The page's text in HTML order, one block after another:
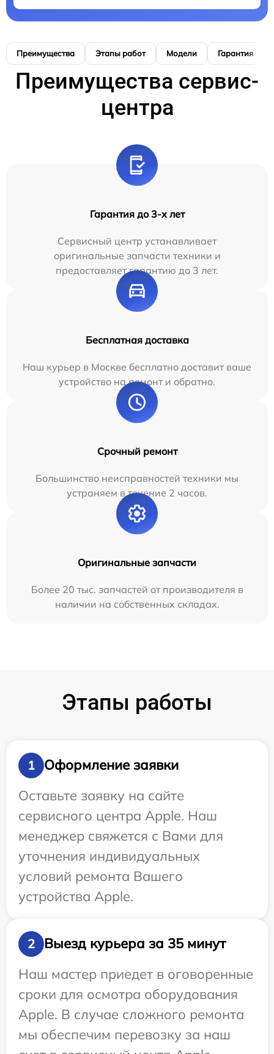
Преимущества Этапы работ Модели Гарантия
Преимущества сервис-
центра
Гарантия до 3-х лет
Сервисный центр устанавливает
оригинальные запчасти техники и
предоставляет гарантию до 3 лет.
Бесплатная доставка
Наш курьер в Москве бесплатно доставит ваше
устройство на ремонт и обратно.
Срочный ремонт
Большинство неисправностей техники мы
устраняем в течение 2 часов.
Оригинальные запчасти
Более 20 тыс. запчастей от производителя в
наличии на собственных складах.
Этапы работы
1
Оформление заявки
Оставьте заявку на сайте
сервисного центра Apple. Наш
менеджер свяжется с Вами для
уточнения индивидуальных
условий ремонта Вашего
устройства Apple.
2
Выезд курьера за 35 минут
Наш мастер приедет в оговоренные
сроки для осмотра оборудования
Apple. В случае сложного ремонта
мы обеспечим перевозку за наш